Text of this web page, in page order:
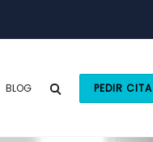
BLOG PEDIR CITA